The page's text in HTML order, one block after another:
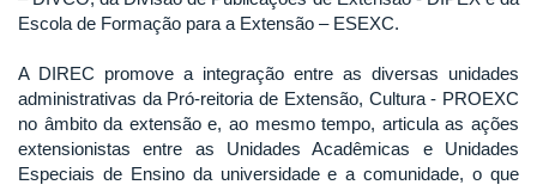
Escola de Formação para a Extensão – ESEXC.
A DIREC promove a integração entre as diversas unidades
administrativas da Pró-reitoria de Extensão, Cultura - PROEXC
no âmbito da extensão e, ao mesmo tempo, articula as ações
extensionistas entre as Unidades Acadêmicas e Unidades
Especiais de Ensino da universidade e a comunidade, o que